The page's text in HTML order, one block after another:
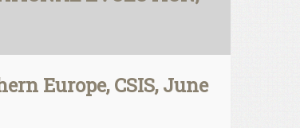
Europe, CSIS, June